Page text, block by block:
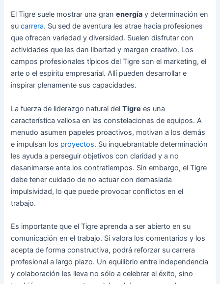
El Tigre suele mostrar una granenergía y determinación en
sucarrera. Su sed de aventura les atrae hacia profesiones
que ofrecen variedad y diversidad. Suelen disfrutar con
actividades que les dan libertad y margen creativo. Los
campos profesionales típicos del Tigre son el marketing, el
arte o el espíritu empresarial. Allí pueden desarrollar e
inspirar plenamente sus capacidades.
La fuerza de liderazgo natural delTigre es una
característica valiosa en las constelaciones de equipos. A
menudo asumen papeles proactivos, motivan a los demás
e impulsan los proyectos. Su inquebrantable determinación
les ayuda a perseguir objetivos con claridad y a no
desanimarse ante los contratiempos. Sin embargo, el Tigre
debe tener cuidado de no actuar con demasiada
impulsividad, lo que puede provocar conflictos en el
trabajo.
Es importante que el Tigre aprenda a ser abierto en su
comunicación en el trabajo. Si valora los comentarios y los
acepta de forma constructiva, podrá reforzar su carrera
profesional a largo plazo. Un equilibrio entre independencia
y colaboración les lleva no sólo a celebrar el éxito, sino